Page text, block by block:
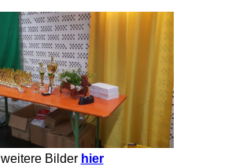
weitere Bilder hier